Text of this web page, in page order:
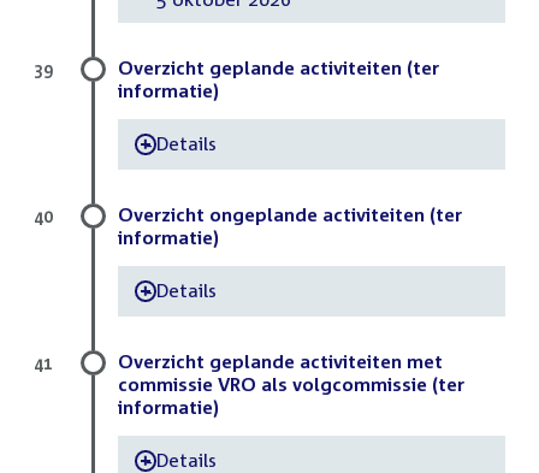
Overzicht geplande activiteiten (ter
informatie)
-Details
39
Overzicht ongeplande activiteiten (ter
informatie)
-Details
40
Overzicht geplande activiteiten met
commissie VRO als volgcommissie (ter
informatie)
-Details
41